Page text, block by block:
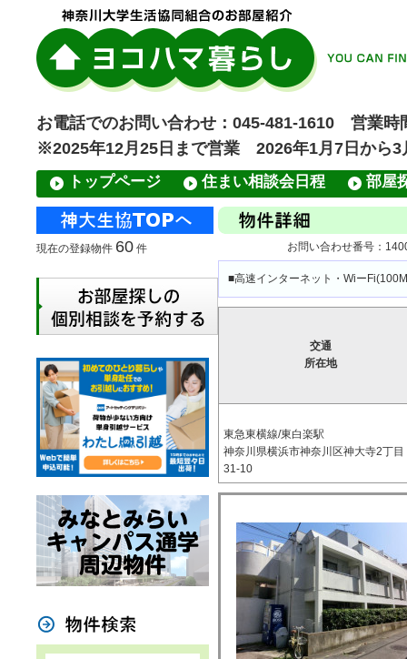
お電話でのお問い合わせ：045-481-1610 営
※2025年12月25日まで営業 2026年1月7日から
トップページ 住まい相談会日程 部屋
お問い合わせ番号：
■高速インターネット・Wiー
交通
所在地
東急東横線/東白楽駅
神奈川県横浜市神奈川区神大寺2丁目
31-10
現在の登録物件 60 件